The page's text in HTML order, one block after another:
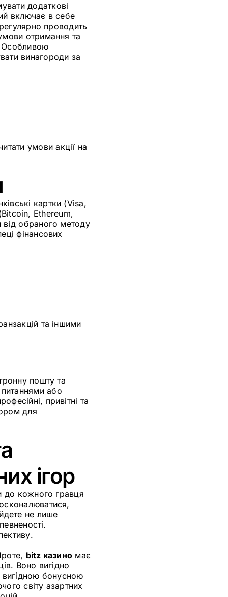
додаткові
включає в себе
регулярно проводить
отримання та
Особливою
винагороди за
умови акції на
картки (Visa,
Ethereum,
обраного методу
фінансових
та іншими
пошту та
або
привітні та
для
ігор
до кожного гравця
не лише
bitz казино має
Воно вигідно
вигідною бонусною
світу азартних